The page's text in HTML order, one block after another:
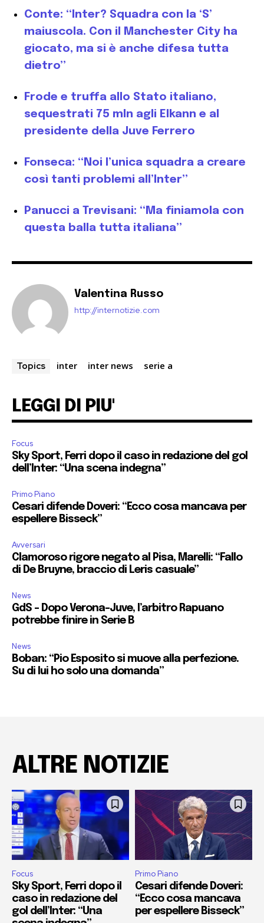
Conte: “Inter? Squadra con la ‘S’
maiuscola. Con il Manchester City ha
giocato, ma si è anche difesa tutta
dietro”
Frode e truffa allo Stato italiano,
sequestrati 75 mln agli Elkann e al
presidente della Juve Ferrero
Fonseca: “Noi l’unica squadra a creare
così tanti problemi all’Inter”
Panucci a Trevisani: “Ma finiamola con
questa balla tutta italiana”
Valentina Russo
http://internotizie.com
Topics inter inter news serie a
LEGGI DI PIU'
Focus
Sky Sport, Ferri dopo il caso in redazione del gol
dell’Inter: “Una scena indegna”
Primo Piano
Cesari difende Doveri: “Ecco cosa mancava per
espellere Bisseck”
Avversari
Clamoroso rigore negato al Pisa, Marelli: “Fallo
di De Bruyne, braccio di Leris casuale”
News
GdS – Dopo Verona-Juve, l’arbitro Rapuano
potrebbe finire in Serie B
News
Boban: “Pio Esposito si muove alla perfezione.
Su di lui ho solo una domanda”
ALTRE NOTIZIE
Focus
Sky Sport, Ferri dopo il
caso in redazione del
gol dell’Inter: “Una
Primo Piano
Cesari difende Doveri:
“Ecco cosa mancava
per espellere Bisseck”